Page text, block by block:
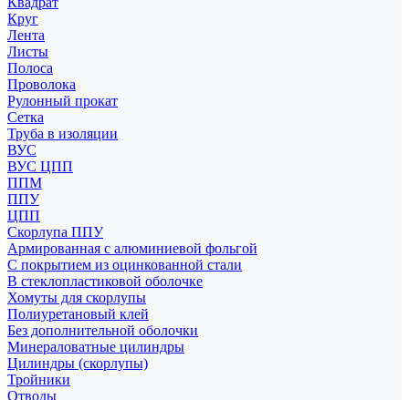
Круг
Лента
Листы
Полоса
Проволока
Рулонный прокат
Сетка
Труба в изоляции
ВУС
ВУС ЦПП
ППМ
ППУ
ЦПП
Скорлупа ППУ
Армированная с алюминиевой фольгой
С покрытием из оцинкованной стали
В стеклопластиковой оболочке
Хомуты для скорлупы
Полиуретановый клей
Без дополнительной оболочки
Минераловатные цилиндры
Цилиндры (скорлупы)
Тройники
Отводы